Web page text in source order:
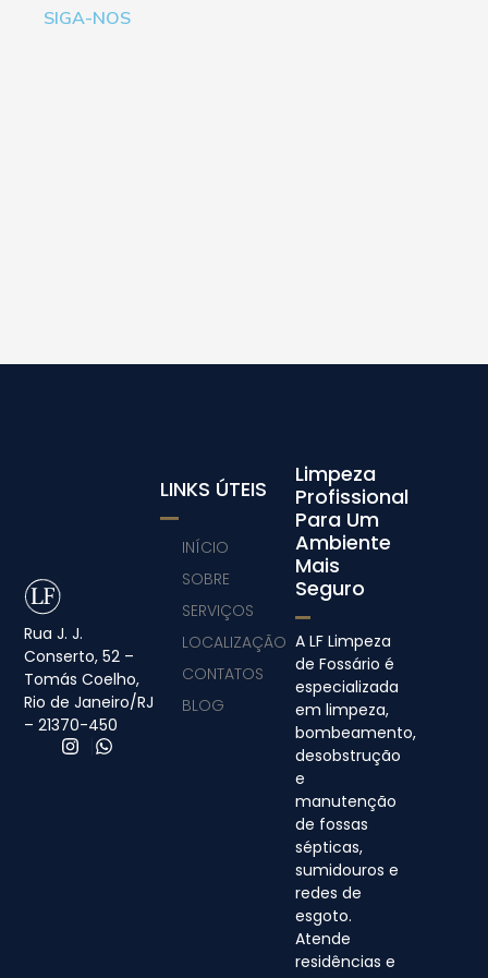
SIGA-NOS
Rua J. J.
Conserto, 52 –
Tomás Coelho,
Rio de Janeiro/RJ
– 21370-450
Limpeza
Profissional
Para Um
Ambiente
Mais
Seguro
A LF Limpeza
de Fossário é
especializada
em limpeza,
bombeamento,
desobstrução
e
manutenção
de fossas
sépticas,
sumidouros e
redes de
esgoto.
Atende
residências e
LINKS ÚTEIS
INÍCIO
SOBRE
SERVIÇOS
LOCALIZAÇÃO
CONTATOS
BLOG